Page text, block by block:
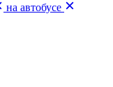
на автобусе